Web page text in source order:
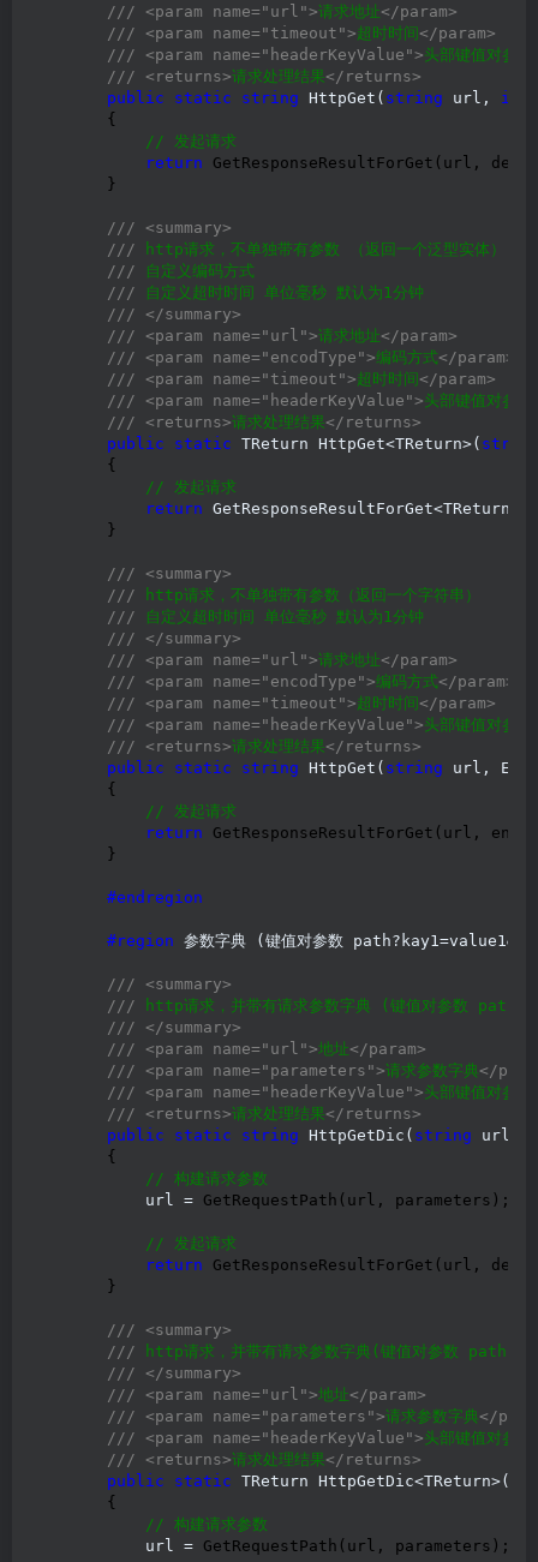
///
<param name="url">请求地址</param>
///
<param name="timeout">超时时间 </param>
///
<param name="headerKeyValue">头部键值对参数
///
<returns>请求处理结果</returns>
public
static string HttpGet( string url, int
        {
// 发起请求
return GetResponseResultForGet(url,
        }
///
<summary>
/// http请求，不单独带有参数 （返回一个泛型实体）
/// 自定义编码方式
/// 自定义超时时间 单位毫秒 默认为1分钟
///
</summary>
///
<param name="url">请求地址</param>
///
<param name="encodType">编码方式</param>
///
<param name="timeout">超时时间 </param>
///
<param name="headerKeyValue">头部键值对参数
///
<returns>请求处理结果</returns>
public
static TReturn HttpGet<TReturn>( string
        {
// 发起请求
return GetResponseResultForGet<TReturn>
        }
///
<summary>
/// http请求，不单独带有参数（返回一个字符串）
/// 自定义超时时间 单位毫秒 默认为1分钟
///
</summary>
///
<param name="url">请求地址</param>
///
<param name="encodType">编码方式</param>
///
<param name="timeout">超时时间 </param>
///
<param name="headerKeyValue">头部键值对参数
///
<returns>请求处理结果</returns>
public
static string HttpGet( string url,
        {
// 发起请求
return GetResponseResultForGet(url,
        }
#endregion
#region 参数字典 (键值对参数
///
<summary>
/// http请求，并带有请求参数字典 (键值对参数
///
</summary>
///
<param name="url">地址</param>
///
<param name="parameters">请求参数字典</
///
<param name="headerKeyValue">头部键值对参数
///
<returns>请求处理结果</returns>
public
static string HttpGetDic( string url,
        {
// 构建请求参数
            url =
GetRequestPath(url, parameters);
// 发起请求
return GetResponseResultForGet(url,
        }
///
<summary>
/// http请求，并带有请求参数字典(键值对参数
///
</summary>
///
<param name="url">地址</param>
///
<param name="parameters">请求参数字典</
///
<param name="headerKeyValue">头部键值对参数
///
<returns>请求处理结果</returns>
public
static TReturn HttpGetDic<TReturn>(
        {
// 构建请求参数
            url =
GetRequestPath(url, parameters);